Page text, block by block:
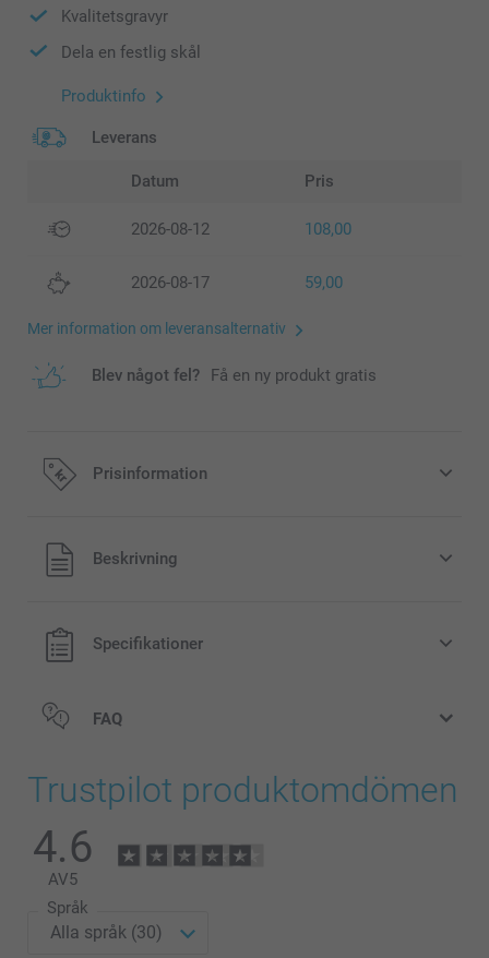
Kvalitetsgravyr
Dela en festlig skål
Produktinfo
Leverans
Datum Pris
2026-08-12 108,00
2026-08-17 59,00
Mer information om leveransalternativ
Blev något fel? Få en ny produkt gratis
Prisinformation
Alla priser är i svenska kronor (SEK), inklusive moms och
exklusive porto.
Beskrivning
Specifikationer
FAQ
Trustpilot produktomdömen
4.6
AV5
Språk